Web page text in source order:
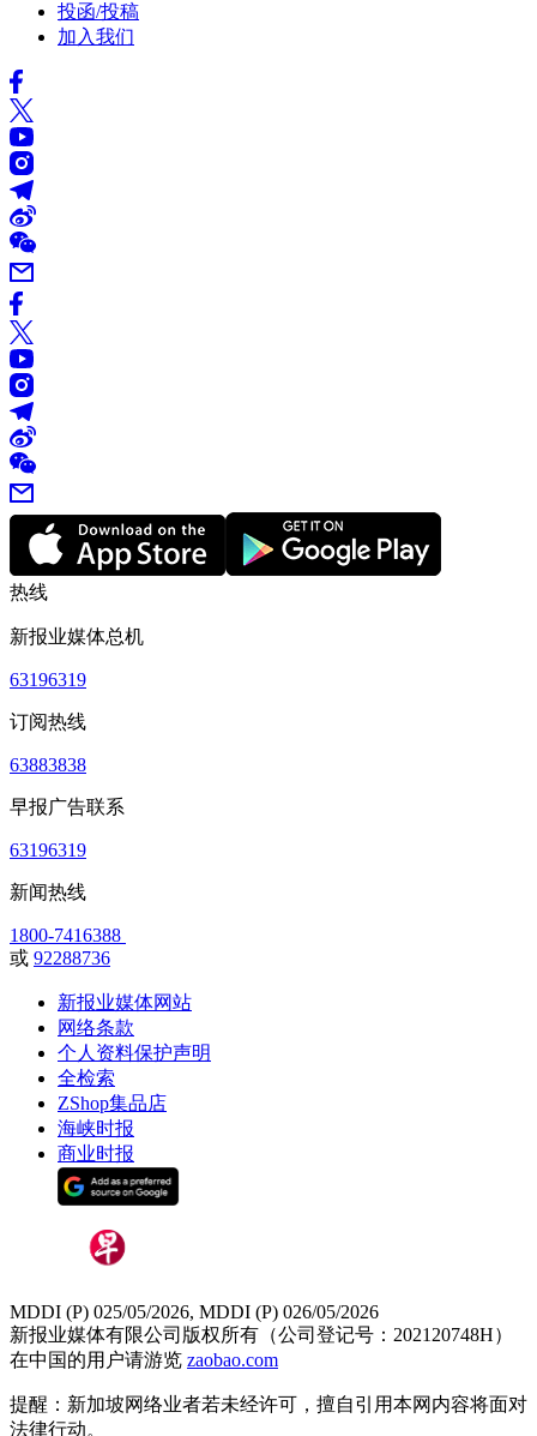
投函/投稿
加入我们
热线
新报业媒体总机
63196319
订阅热线
63883838
早报广告联系
63196319
新闻热线
1800-7416388
或 92288736
新报业媒体网站
网络条款
个人资料保护声明
全检索
ZShop集品店
海峡时报
商业时报
MDDI (P) 025/05/2026, MDDI (P) 026/05/2026
新报业媒体有限公司版权所有（公司登记号：202120748H）
在中国的用户请游览 zaobao.com
提醒：新加坡网络业者若未经许可，擅自引用本网内容将面对
法律行动。